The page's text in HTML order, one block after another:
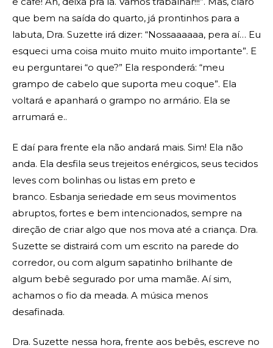
que bem na saída do quarto, já prontinhos para a
labuta, Dra. Suzette irá dizer: “Nossaaaaaa, pera aí… Eu
esqueci uma coisa muito muito muito importante”. E
eu perguntarei “o que?” Ela responderá: “meu
grampo de cabelo que suporta meu coque”. Ela
voltará e apanhará o grampo no armário. Ela se
arrumará e..
E daí para frente ela não andará mais. Sim! Ela não
anda. Ela desfila seus trejeitos enérgicos, seus tecidos
leves com bolinhas ou listas em preto e
branco. Esbanja seriedade em seus movimentos
abruptos, fortes e bem intencionados, sempre na
direção de criar algo que nos mova até a criança. Dra.
Suzette se distrairá com um escrito na parede do
corredor, ou com algum sapatinho brilhante de
algum bebê segurado por uma mamãe. Aí sim,
achamos o fio da meada. A música menos
desafinada.
Dra. Suzette nessa hora, frente aos bebês, escreve no